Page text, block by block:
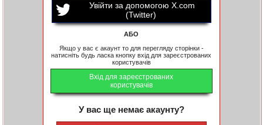
Увійти за допомогою X.com
(Twitter)
АБО
Якщо у вас є акаунт то для перегляду сторінки -
натисніть будь ласка кнопку вхід для зареєстрованих
користувачів
Вхід для зареєстрованих
користувачів
У вас ще немає акаунту?